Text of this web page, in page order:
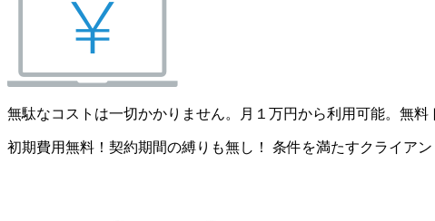
無駄なコストは一切かかりません。月１万円から利用可能。無料
初期費用無料！契約期間の縛りも無し！ 条件を満たすクライア